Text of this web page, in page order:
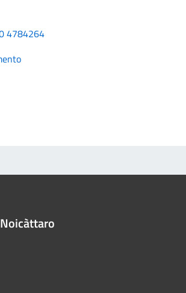
4784264